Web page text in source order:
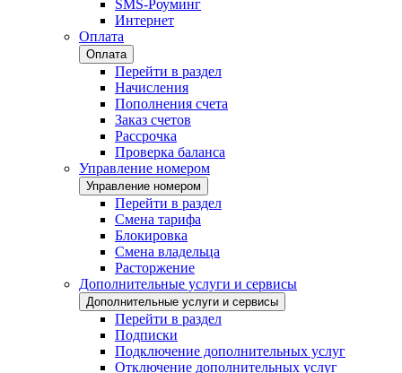
SMS-Роуминг
Интернет
Оплата
Оплата
Перейти в раздел
Начисления
Пополнения счета
Заказ счетов
Рассрочка
Проверка баланса
Управление номером
Управление номером
Перейти в раздел
Смена тарифа
Блокировка
Смена владельца
Расторжение
Дополнительные услуги и сервисы
Дополнительные услуги и сервисы
Перейти в раздел
Подписки
Подключение дополнительных услуг
Отключение дополнительных услуг